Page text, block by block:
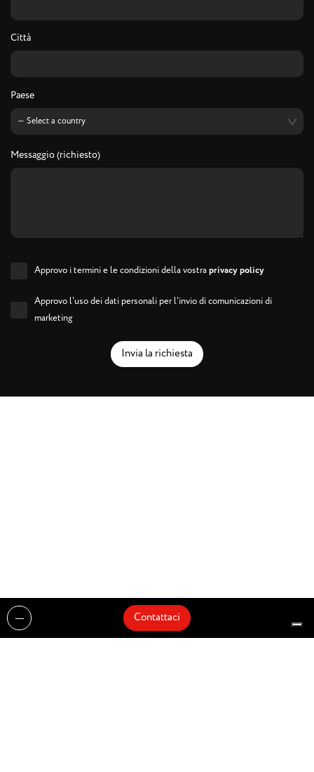
Città
Paese
Messaggio (richiesto)
Approvo i termini e le condizioni della vostraprivacy policy
Approvo l'uso dei dati personali per l'invio di comunicazioni di
marketing
Invia la richiesta
Contattaci